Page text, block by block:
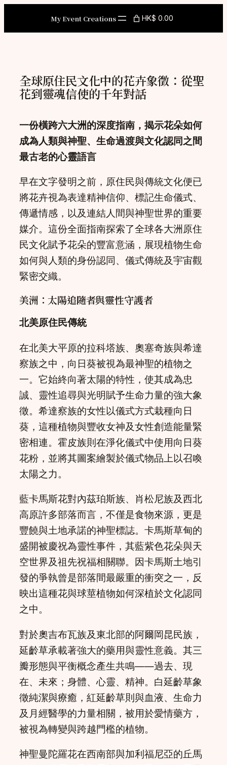
content
My Event Creations HK$ 0.00
全球原住民文化中的花卉象徵：從聖
花到靈魂信使的千年對話
一份橫跨六大洲的深度指南，揭示花朵如何
成為人類與神聖、生命過渡與文化認同之間
最古老的心靈語言
早在文字發明之前，原住民與傳統文化便已
將花卉視為表達精神信仰、標記生命儀式、
傳遞情感，以及連結人間與神聖世界的重要
媒介。這份全面指南探索了全球各大洲原住
民文化賦予花朵的豐富意涵，展現植物生命
如何與人類的身份認同、儀式傳統及宇宙觀
緊密交織。
美洲：太陽追隨者與靈性守護者
北美原住民傳統
在北美大平原的拉科塔族、奧塞奇族與希達
察族之中，向日葵被視為最神聖的植物之
一。它始終向著太陽的特性，使其成為忠
誠、靈性追尋與光明賦予生命力量的強大象
徵。希達察族的女性以儀式方式栽種向日
葵，這種植物與豐收女神及女性創造能量緊
密相連。霍皮族則在淨化儀式中使用向日葵
花粉，並將其圖案繪製於儀式物品上以召喚
太陽之力。
藍卡馬斯花對內茲珀斯族、肖松尼族及西北
高原許多部落而言，不僅是食物來源，更是
豐饒與土地承諾的神聖標誌。卡馬斯草甸的
盛開被慶祝為靈性事件，其藍紫色花朵與天
空世界及祖先祝福相關聯。因卡馬斯土地引
發的爭執曾是部落間最嚴重的衝突之一，反
映出這種花與球莖植物如何深植於文化認同
之中。
對於奧吉布瓦族及東北部的阿爾岡昆民族，
延齡草承載著強大的藥用與靈性意義。其三
瓣形態與平衡概念產生共鳴——過去、現
在、未來；身體、心靈、精神。白延齡草象
徵純潔與療癒，紅延齡草則與血液、生命力
及月經醫學的力量相關，被用於愛情藥方，
被視為轉變與跨越門檻的植物。
神聖曼陀羅花在西南部與加利福尼亞的丘馬